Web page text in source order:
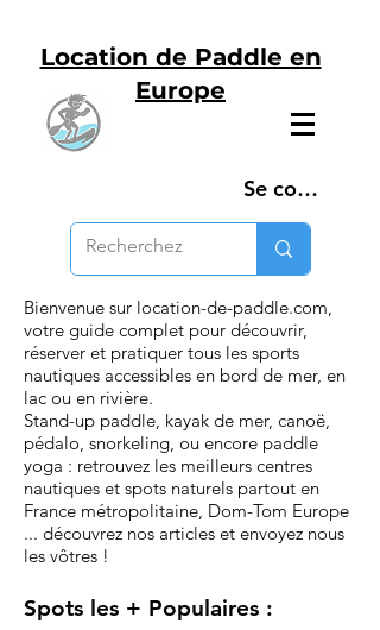
Location de Paddle en
Europe
Se connecter
Bienvenue sur location-de-paddle.com,
votre guide complet pour découvrir,
réserver et pratiquer tous les sports
nautiques accessibles en bord de mer, en
lac ou en rivière.
Stand-up paddle, kayak de mer, canoë,
pédalo, snorkeling, ou encore paddle
yoga : retrouvez les meilleurs centres
nautiques et spots naturels partout en
France métropolitaine, Dom-Tom Europe
... découvrez nos articles et envoyez nous
les vôtres !
Spots les + Populaires :